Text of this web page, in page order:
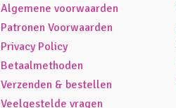
Algemene voorwaarden
Patronen Voorwaarden
Privacy Policy
Betaalmethoden
Verzenden & bestellen
Veelgestelde vragen